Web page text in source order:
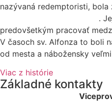
nazývaná redemptoristi, bola
.
predovšetkým pracovať
V časoch sv. Alfonza to boli
od mesta a nábožensky
Viac z histórie
Základné kontakty